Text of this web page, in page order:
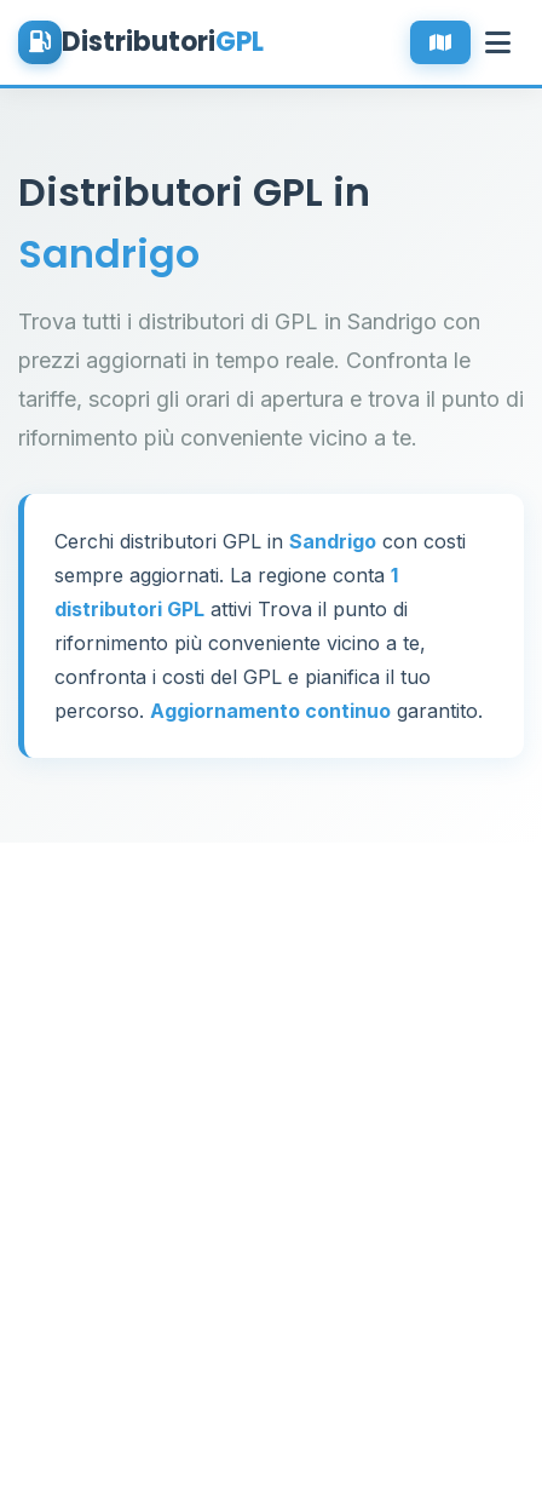
DistributoriGPL
Distributori GPL in
Sandrigo
Trova tutti i distributori di GPL in Sandrigo con
prezzi aggiornati in tempo reale. Confronta le
tariffe, scopri gli orari di apertura e trova il punto di
rifornimento più conveniente vicino a te.
Cerchi distributori GPL in Sandrigo con costi
sempre aggiornati. La regione conta 1
distributori GPL attivi Trova il punto di
rifornimento più conveniente vicino a te,
confronta i costi del GPL e pianifica il tuo
percorso. Aggiornamento continuo garantito.